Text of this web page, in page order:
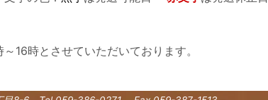
16時とさせていただいております。